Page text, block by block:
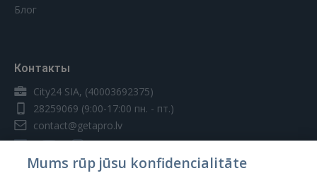
Блог
Контакты
City24 SIA, (40003692375)
28259069 (9:00-17:00 пн. - пт.)
contact@getapro.lv
Mums rūp jūsu konfidencialitāte